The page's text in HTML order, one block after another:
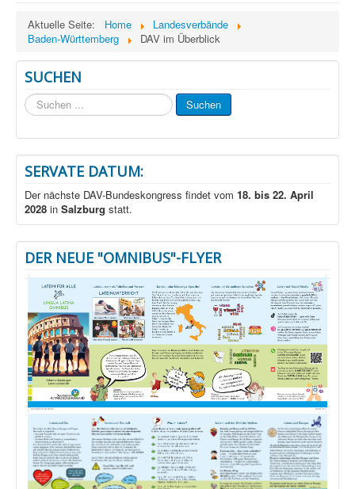
Aktuelle Seite: Home
Landesverbände
Baden-Württemberg
DAV im Überblick
SUCHEN
Suchen
...
Suchen
SERVATE DATUM:
Der nächste DAV-Bundeskongress findet vom 18. bis 22. April
2028 in Salzburg statt.
DER NEUE "OMNIBUS"-FLYER